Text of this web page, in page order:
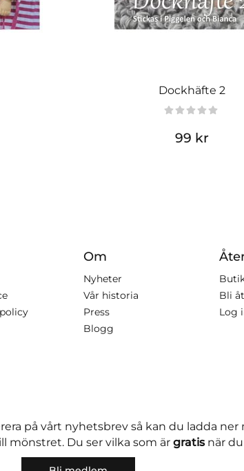
Dockhäfte 2
99 kr
Om
Nyheter
Vår historia
Press
Blogg
Bli
Log
på vårt nyhetsbrev så kan du ladda
mönstret. Du ser vilka som är gratisnär du